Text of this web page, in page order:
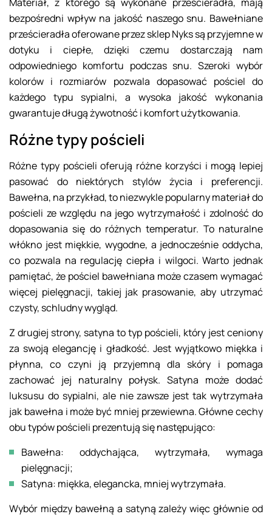
bezpośredni wpływ na jakość naszego snu. Bawełniane
prześcieradła oferowane przez sklep Nyks są przyjemne w
dotyku i ciepłe, dzięki czemu dostarczają nam
odpowiedniego komfortu podczas snu. Szeroki wybór
kolorów i rozmiarów pozwala dopasować pościel do
każdego typu sypialni, a wysoka jakość wykonania
gwarantuje długą żywotność i komfort użytkowania.
Różne typy pościeli
Różne typy pościeli oferują różne korzyści i mogą lepiej
pasować do niektórych stylów życia i preferencji.
Bawełna, na przykład, to niezwykle popularny materiał do
pościeli ze względu na jego wytrzymałość i zdolność do
dopasowania się do różnych temperatur. To naturalne
włókno jest miękkie, wygodne, a jednocześnie oddycha,
co pozwala na regulację ciepła i wilgoci. Warto jednak
pamiętać, że pościel bawełniana może czasem wymagać
więcej pielęgnacji, takiej jak prasowanie, aby utrzymać
czysty, schludny wygląd.
Z drugiej strony, satyna to typ pościeli, który jest ceniony
za swoją elegancję i gładkość. Jest wyjątkowo miękka i
płynna, co czyni ją przyjemną dla skóry i pomaga
zachować jej naturalny połysk. Satyna może dodać
luksusu do sypialni, ale nie zawsze jest tak wytrzymała
jak bawełna i może być mniej przewiewna. Główne cechy
obu typów pościeli prezentują się następująco:
Bawełna: oddychająca, wytrzymała, wymaga
pielęgnacji;
Satyna: miękka, elegancka, mniej wytrzymała.
Wybór między bawełną a satyną zależy więc głównie od